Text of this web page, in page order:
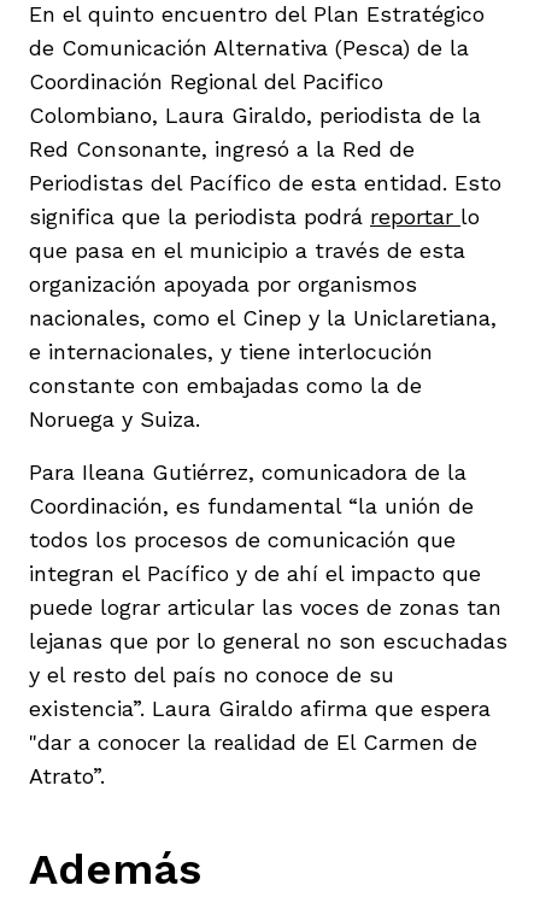
En el quinto encuentro del Plan Estratégico
de Comunicación Alternativa (Pesca) de la
Coordinación Regional del Pacifico
Colombiano, Laura Giraldo, periodista de la
Red Consonante, ingresó a la Red de
Periodistas del Pacífico de esta entidad. Esto
significa que la periodista podrá reportar lo
que pasa en el municipio a través de esta
organización apoyada por organismos
nacionales, como el Cinep y la Uniclaretiana,
e internacionales, y tiene interlocución
constante con embajadas como la de
Noruega y Suiza.
Para Ileana Gutiérrez, comunicadora de la
Coordinación, es fundamental “la unión de
todos los procesos de comunicación que
integran el Pacífico y de ahí el impacto que
puede lograr articular las voces de zonas tan
lejanas que por lo general no son escuchadas
y el resto del país no conoce de su
existencia”. Laura Giraldo afirma que espera
"dar a conocer la realidad de El Carmen de
Atrato”.
Además